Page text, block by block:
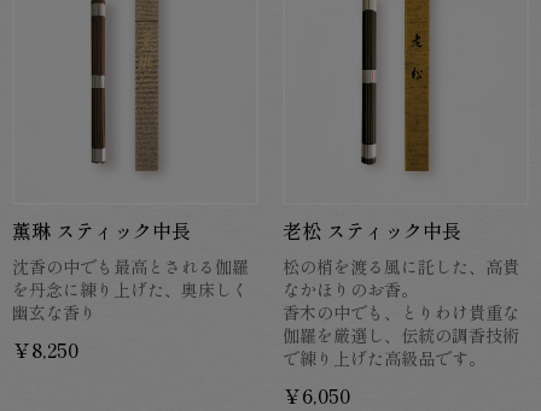
薫琳 スティック中長
沈香の中でも最高とされる伽羅
を丹念に練り上げた、奥床しく
幽玄な香り
￥8,250
老松 スティック中長
松の梢を渡る風に託した、高貴
なかほりのお香。
香木の中でも、とりわけ貴重な
伽羅を厳選し、伝統の調香技術
で練り上げた高級品です。
￥6,050